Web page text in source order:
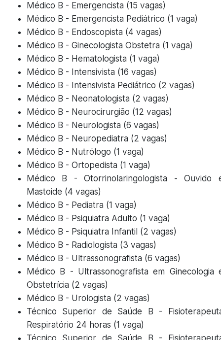
Médico B - Emergencista (15 vagas)
Médico B - Emergencista Pediátrico (1 vaga)
Médico B - Endoscopista (4 vagas)
Médico B - Ginecologista Obstetra (1 vaga)
Médico B - Hematologista (1 vaga)
Médico B - Intensivista (16 vagas)
Médico B - Intensivista Pediátrico (2 vagas)
Médico B - Neonatologista (2 vagas)
Médico B - Neurocirurgião (12 vagas)
Médico B - Neurologista (6 vagas)
Médico B - Neuropediatra (2 vagas)
Médico B - Nutrólogo (1 vaga)
Médico B - Ortopedista (1 vaga)
Médico B - Otorrinolaringologista - Ouvido
Mastoide (4 vagas)
Médico B - Pediatra (1 vaga)
Médico B - Psiquiatra Adulto (1 vaga)
Médico B - Psiquiatra Infantil (2 vagas)
Médico B - Radiologista (3 vagas)
Médico B - Ultrassonografista (6 vagas)
Médico B - Ultrassonografista em Ginecologia
Obstetrícia (2 vagas)
Médico B - Urologista (2 vagas)
Técnico Superior de Saúde B -
Respiratório 24 horas (1 vaga)
Técnico Superior de Saúde B -